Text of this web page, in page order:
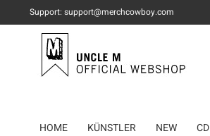
Support: support@merchcowboy.com
HOME KÜNSTLER NEW CD